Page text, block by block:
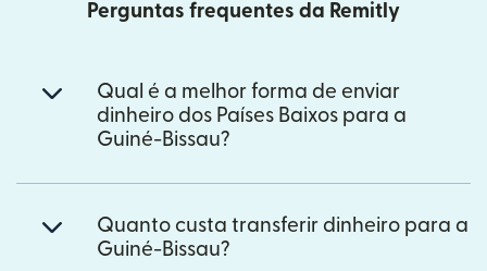
Perguntas frequentes da Remitly
Qual é a melhor forma de enviar
dinheiro dos Países Baixos para a
Guiné-Bissau?
Quanto custa transferir dinheiro para a
Guiné-Bissau?